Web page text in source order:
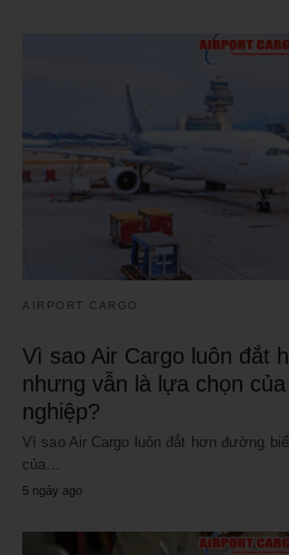
AIRPORT CARGO
Vì sao Air Cargo luôn đắt
nhưng vẫn là lựa chọn
nghiệp?
Vì sao Air Cargo luôn đắt hơn đường
của…
5 ngày ago